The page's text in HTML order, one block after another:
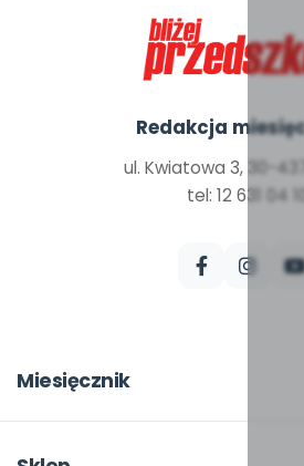
Redakcja
ul. Kwiatowa 3, 30-
tel: 12 631 04 10
Miesięcznik